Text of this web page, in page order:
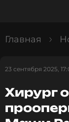
Главная
23 сентября 2025,
Хирург